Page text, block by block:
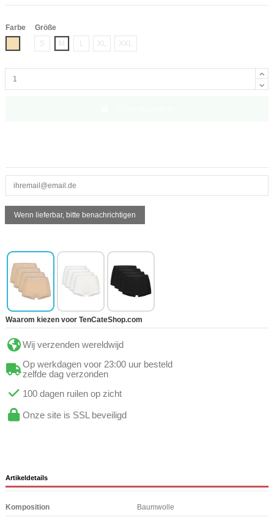
Farbe
huidskleur
Größe
S
M L XL XXL
Waarom kiezen voor TenCateShop.com
Wij verzenden wereldwijd
Op werkdagen voor 23:00 uur besteld
zelfde dag verzonden
100 dagen ruilen op zicht
Onze site is SSL beveiligd
Artikeldetails
Komposition Baumwolle